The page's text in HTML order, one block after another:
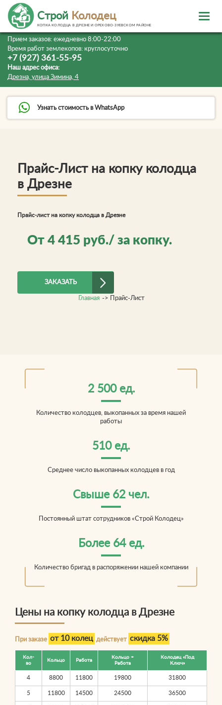
Прием заказов: ежедневно 8:00-22:00
Время работ землекопов: круглосуточно
+7 (927) 361-55-95
Наш адрес офиса:
Дрезна, улица Зимина, 4
Узнать стоимость в WhatsApp
Строй Колодец
КОПКА КОЛОДЦА В ДРЕЗНЕ И ОРЕХОВО-ЗУЕВСКОМ РАЙОНЕ
Прайс-Лист на копку колодца
в Дрезне
Прайс-лист на копку колодца в Дрезне
От 4 415 руб./ за копку.
ЗАКАЗАТЬ
Главная -> Прайс-Лист
2 500 ед.
Количество колодцев, выкопанных за время нашей
работы
510 ед.
Среднее число выкопанных колодцев в год
Свыше 62 чел.
Постоянный штат сотрудников «Строй Колодец»
Более 64 ед.
Количество бригад в распоряжении нашей компании
Цены на копку колодца в Дрезне
При заказе от 10 колец действует скидка 5%
Кол-
во
Кольцо Работа
Кольцо +
Работа
Колодец «Под
Ключ»
4 8800 11800 19800 31800
5 11800 14500 24500 36500